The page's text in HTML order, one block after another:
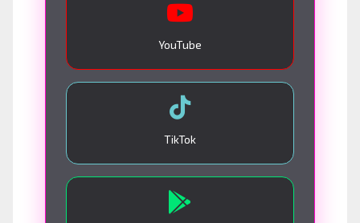
YouTube
TikTok